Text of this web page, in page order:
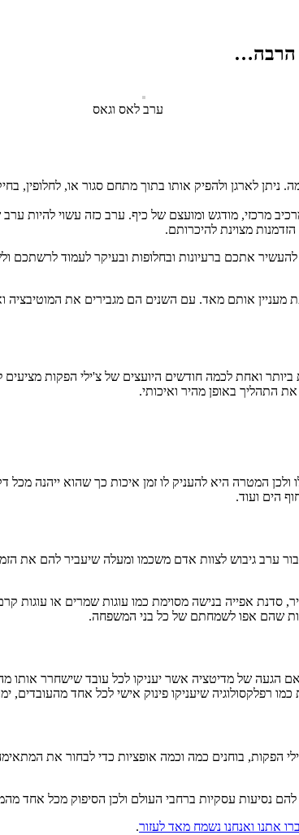
הרבה…
ערב לאס וגאס
לארגן ולהפיק אותו בתוך מתחם סגור או,
מרכזי, מודגש ומועצם של כיף. ערב כזה עשוי
מצוינת להיכרותם.
אתכם ברעיונות ובחלופות ובעיקר לעמוד לרשתכם
אותם מאד. עם השנים הם מגבירים את
ואחת לכמה חודשים היועצים של צ'ילי הפקות
התהליך באופן מהיר ואיכותי.
המטרה היא להעניק לו זמן איכות כך שהוא ייהנה
הים ועוד.
ערב גיבוש לצוות אדם משכמו ומעלה שיעביר להם את
סדנת אפייה בנישה מסוימת כמו עוגות שמרים או עוגות
שהם אפו לשמחתם של כל בני המשפחה.
הגעה של מדיטציה אשר יעניקו לכל עובד שישחרר אותו
רפלקסולוגיה שיעניקו פינוק אישי לכל אחד מהעובדים,
הפקות, בוחנים כמה וכמה אופציות כדי לבחור את
נסיעות עסקיות ברחבי העולם ולכן הסיפוק מכל אחד
אתנו ואנחנו נשמח מאד לעזור.